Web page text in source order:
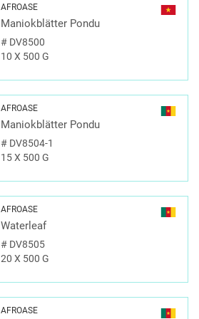
AFROASE
Maniokblätter Pondu
#DV8500
10 X 500 G
AFROASE
Maniokblätter Pondu
#DV8504-1
15 X 500 G
AFROASE
Waterleaf
#DV8505
20 X 500 G
AFROASE